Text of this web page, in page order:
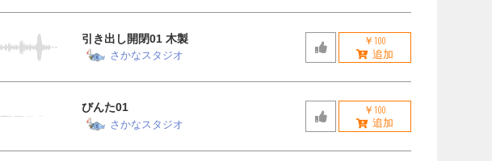
引き出し開閉01 木製
さかなスタジオ
￥100
びんた01
さかなスタジオ
￥100